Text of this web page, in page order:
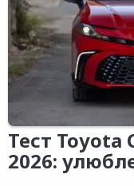
Тест Toyota
2026: